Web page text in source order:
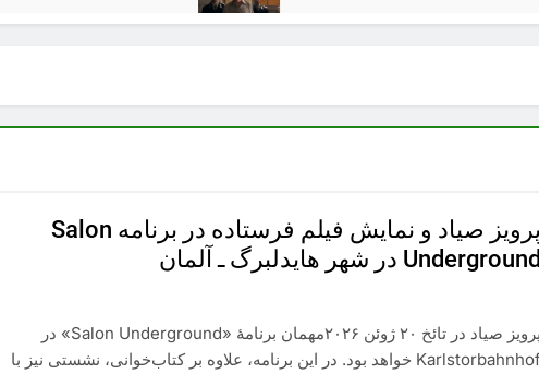
پرويز صياد و نمايش فيلم فرستاده در برنامه Salon
Underground در شهر هايدلبرگ ـ آلمان
پرویز صیاد در تائخ ۲۰ ژوئن ۲۰۲۶مهمان برنامهٔ «Salon Underground» در
Karlstorbahnhof خواهد بود. در این برنامه، علاوه بر کتاب‌خوانی، نشستی نیز با